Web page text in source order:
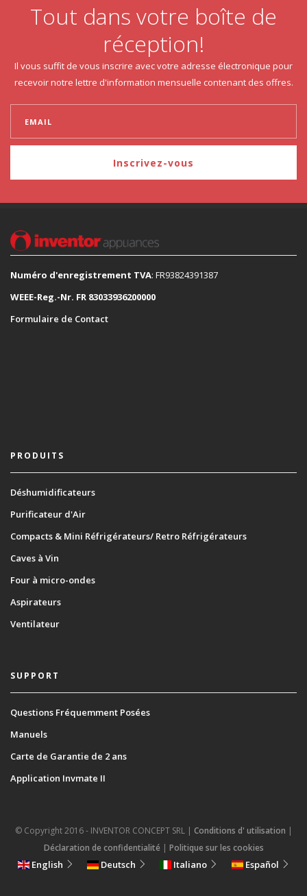
Tout dans votre boîte de
réception!
Il vous suffit de vous inscrire avec votre adresse électronique pour
recevoir notre lettre d'information mensuelle contenant des offres.
Inscrivez-vous
Numéro d'enregistrement TVA: FR93824391387
WEEE-Reg.-Nr. FR 83033936200000
Formulaire de Contact
PRODUITS
Déshumidificateurs
Purificateur d'Air
Compacts & Mini Réfrigérateurs/ Retro Réfrigérateurs
Caves à Vin
Four à micro-ondes
Aspirateurs
Ventilateur
SUPPORT
Questions Fréquemment Posées
Manuels
Carte de Garantie de 2 ans
Αpplication Invmate II
© Copyright 2016 - INVENTOR CONCEPT SRL | Conditions d' utilisation |
Déclaration de confidentialité | Politique sur les cookies
English Deutsch Italiano Español